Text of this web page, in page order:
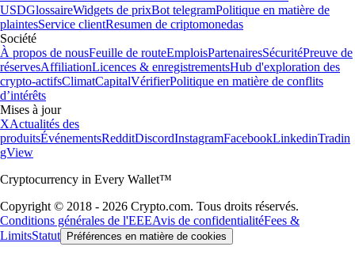
USDGlossaireWidgets de prixBot telegramPolitique en matière de
plaintesService clientResumen de criptomonedas
Société
À propos de nousFeuille de routeEmploisPartenairesSécuritéPreuve de
réservesAffiliationLicences & enregistrementsHub d'exploration des
crypto-actifsClimatCapitalVérifierPolitique en matière de conflits
d’intérêts
Mises à jour
XActualités des
produitsÉvénementsRedditDiscordInstagramFacebookLinkedinTradin
gView
Cryptocurrency in Every Wallet™
Copyright © 2018 - 2026 Crypto.com. Tous droits réservés.
Conditions générales de l'EEEAvis de confidentialitéFees &
LimitsStatut Préférences en matière de cookies